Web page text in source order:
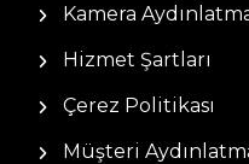
Kamera
Hizmet Şartları
Çerez Politikası
Müşteri